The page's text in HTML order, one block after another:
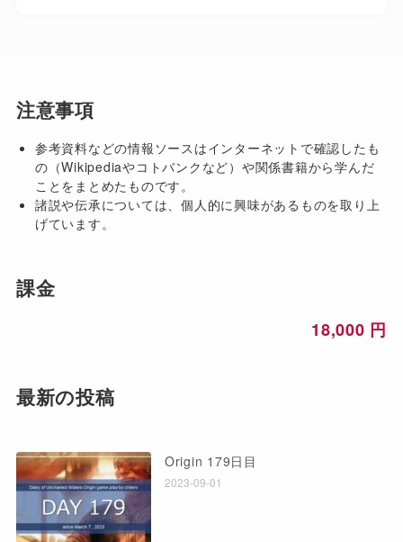
注意事項
参考資料などの情報ソースはインターネットで確認したも
の（Wikipediaやコトバンクなど）や関係書籍から学んだ
ことをまとめたものです。
諸説や伝承については、個人的に興味があるものを取り上
げています。
課金
18,000 円
最新の投稿
Origin 179日目
2023-09-01